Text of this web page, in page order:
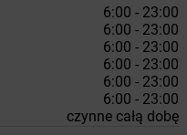
6:00 - 23:00
6:00 - 23:00
6:00 - 23:00
6:00 - 23:00
6:00 - 23:00
6:00 - 23:00
czynne całą dobę